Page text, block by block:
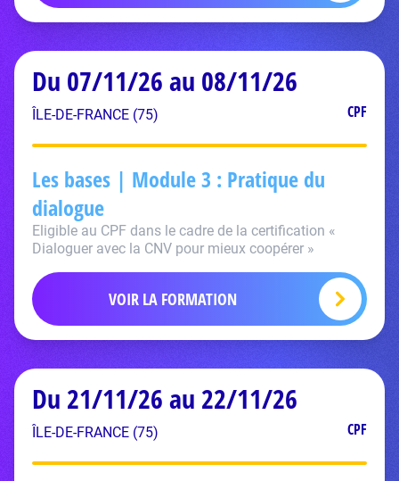
Du 07/11/26 au 08/11/26
ÎLE-DE-FRANCE (75) CPF
Les bases | Module 3 : Pratique du
dialogue
Eligible au CPF dans le cadre de la certification «
Dialoguer avec la CNV pour mieux coopérer »
VOIR LA FORMATION
Du 21/11/26 au 22/11/26
ÎLE-DE-FRANCE (75) CPF